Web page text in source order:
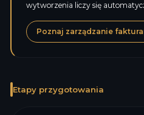
wytworzenia liczy się
Poznaj zarządzanie
Etapy przygotowania